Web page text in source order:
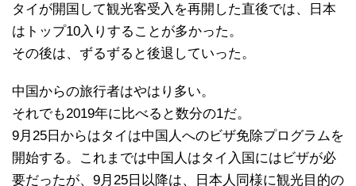
タイが開国して観光客受入を再開した直後では、日本
はトップ10入りすることが多かった。
その後は、ずるずると後退していった。
中国からの旅行者はやはり多い。
それでも2019年に比べると数分の1だ。
9月25日からはタイは中国人へのビザ免除プログラムを
開始する。これまでは中国人はタイ入国にはビザが必
要だったが、9月25日以降は、日本人同様に観光目的の